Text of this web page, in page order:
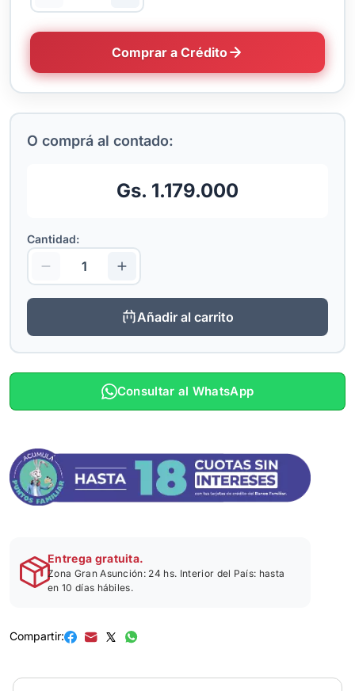
Comprar a Crédito
O comprá al contado:
Gs. 1.179.000
Cantidad:
Añadir al carrito
Consultar al WhatsApp
Entrega gratuita.
Zona Gran Asunción: 24 hs. Interior del País: hasta
en 10 días hábiles.
Compartir: